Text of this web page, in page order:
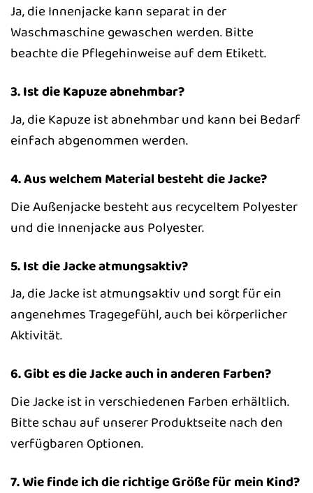
Ja, die Innenjacke kann separat in der
Waschmaschine gewaschen werden. Bitte
beachte die Pflegehinweise auf dem Etikett.
3. Ist die Kapuze abnehmbar?
Ja, die Kapuze ist abnehmbar und kann bei Bedarf
einfach abgenommen werden.
4. Aus welchem Material besteht die Jacke?
Die Außenjacke besteht aus recyceltem Polyester
und die Innenjacke aus Polyester.
5. Ist die Jacke atmungsaktiv?
Ja, die Jacke ist atmungsaktiv und sorgt für ein
angenehmes Tragegefühl, auch bei körperlicher
Aktivität.
6. Gibt es die Jacke auch in anderen Farben?
Die Jacke ist in verschiedenen Farben erhältlich.
Bitte schau auf unserer Produktseite nach den
verfügbaren Optionen.
7. Wie finde ich die richtige Größe für mein Kind?